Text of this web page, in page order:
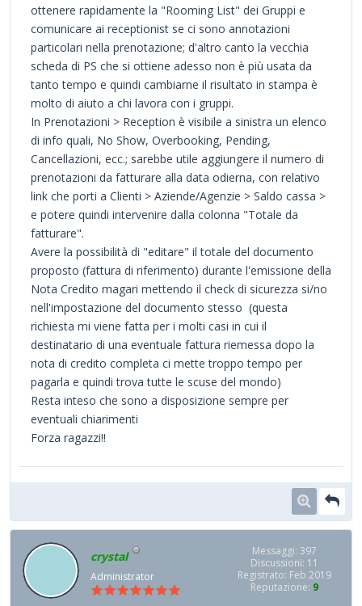
ottenere rapidamente la "Rooming List" dei Gruppi e
comunicare ai receptionist se ci sono annotazioni
particolari nella prenotazione; d'altro canto la vecchia
scheda di PS che si ottiene adesso non è più usata da
tanto tempo e quindi cambiarne il risultato in stampa è
molto di aiuto a chi lavora con i gruppi.
In Prenotazioni > Reception è visibile a sinistra un elenco
di info quali, No Show, Overbooking, Pending,
Cancellazioni, ecc.; sarebbe utile aggiungere il numero di
prenotazioni da fatturare alla data odierna, con relativo
link che porti a Clienti > Aziende/Agenzie > Saldo cassa >
e potere quindi intervenire dalla colonna "Totale da
fatturare".
Avere la possibilità di "editare" il totale del documento
proposto (fattura di riferimento) durante l'emissione della
Nota Credito magari mettendo il check di sicurezza si/no
nell'impostazione del documento stesso (questa
richiesta mi viene fatta per i molti casi in cui il
destinatario di una eventuale fattura riemessa dopo la
nota di credito completa ci mette troppo tempo per
pagarla e quindi trova tutte le scuse del mondo)
Resta inteso che sono a disposizione sempre per
eventuali chiarimenti
Forza ragazzi!!
crystal
Administrator
Messaggi: 397
Discussioni: 11
Registrato: Feb 2019
Reputazione: 9